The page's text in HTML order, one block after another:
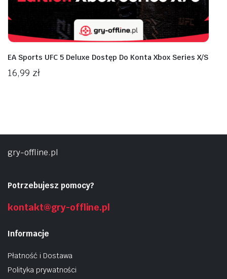
EA Sports UFC 5 Deluxe Dostęp Do Konta Xbox Series X/S
16,99 zł
gry-offline.pl
Potrzebujesz pomocy?
kontakt@gry-offline.pl
Informacje
Płatność i Dostawa
Polityka prywatności